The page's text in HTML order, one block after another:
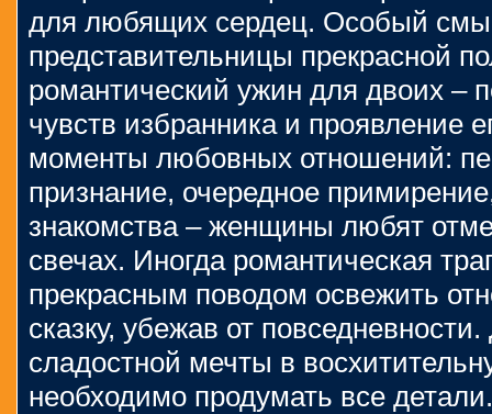
для любящих сердец. Особый
представительницы прекрасной
романтический ужин для двоих –
чувств избранника и проявление
моменты любовных отношений:
признание, очередное
знакомства – женщины любят
свечах. Иногда романтическая
прекрасным поводом освежить
сказку, убежав от
сладостной мечты в
необходимо продумать все детали.